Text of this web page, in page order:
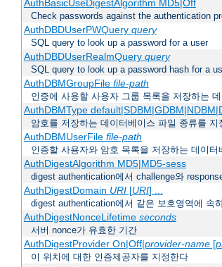
AuthBasicUseDigestAlgorithm MD5|Off
Check passwords against the authentication
AuthDBDUserPWQuery query
SQL query to look up a password for a user
AuthDBDUserRealmQuery query
SQL query to look up a password hash for a
AuthDBMGroupFile file-path
인증에 사용할 사용자 그룹 목록을 저장하는
AuthDBMType
암호를 저장하는 데이터베이스 파일 종류를 지
AuthDBMUserFile file-path
인증할 사용자와 암호 목록을 저장하는 데이
AuthDigestAlgorithm MD5|MD5-sess
digest authentication에서 challenge와
AuthDigestDomain URI[URI] ...
digest authentication에서 같은 보호영역에 속
AuthDigestNonceLifetime seconds
서버 nonce가 유효한 기간
AuthDigestProvider On|Off|provider-name[
이 위치에 대한 인증제공자를 지정한다